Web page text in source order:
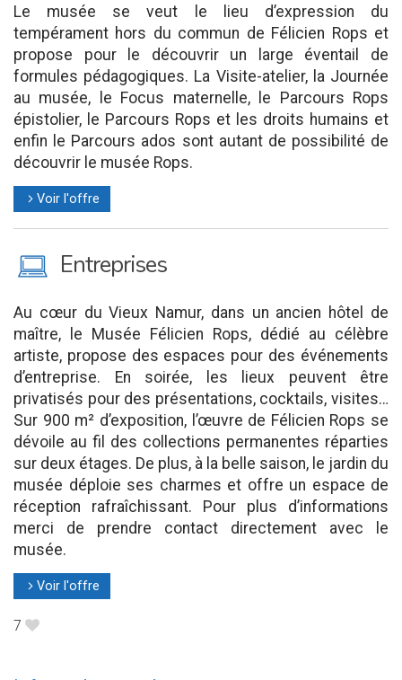
Le musée se veut le lieu d’expression du
tempérament hors du commun de Félicien Rops et
propose pour le découvrir un large éventail de
formules pédagogiques. La Visite-atelier, la Journée
au musée, le Focus maternelle, le Parcours Rops
épistolier, le Parcours Rops et les droits humains et
enfin le Parcours ados sont autant de possibilité de
découvrir le musée Rops.
l Voir l'offre
M Entreprises
Au cœur du Vieux Namur, dans un ancien hôtel de
maître, le Musée Félicien Rops, dédié au célèbre
artiste, propose des espaces pour des événements
d’entreprise. En soirée, les lieux peuvent être
privatisés pour des présentations, cocktails, visites…
Sur 900 m² d’exposition, l’œuvre de Félicien Rops se
dévoile au fil des collections permanentes réparties
sur deux étages. De plus, à la belle saison, le jardin du
musée déploie ses charmes et offre un espace de
réception rafraîchissant. Pour plus d’informations
merci de prendre contact directement avec le
musée.
l Voir l'offre
7 B